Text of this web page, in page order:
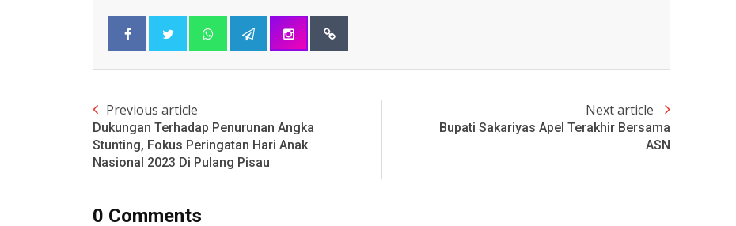
Previous article
Dukungan Terhadap Penurunan Angka
Stunting, Fokus Peringatan Hari Anak
Nasional 2023 Di Pulang Pisau
Next article
Bupati Sakariyas Apel Terakhir Bersama
ASN
0 Comments